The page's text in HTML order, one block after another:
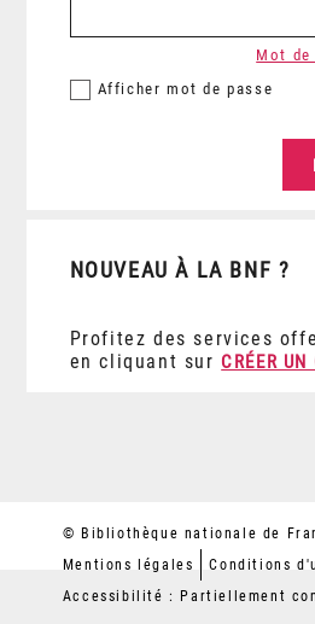
Afficher mot de passe
Mot de
NOUVEAU À LA BNF ?
Profitez des services
en cliquant sur CRÉER
© Bibliothèque nationale de
Mentions légales
Conditions
Accessibilité : Partiellement